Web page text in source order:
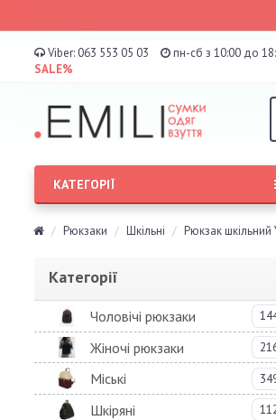
Viber: 063 553 05 03 пн-сб з 10:00 до
SALE%
КАТЕГОРІЇ
Рюкзаки Шкільні Рюкзак шкільний
Категорії
Чоловічі рюкзаки
Жіночі рюкзаки
Міські
Шкіряні